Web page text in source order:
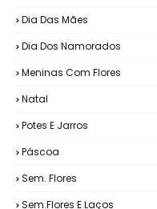
Dia Das Mães
Dia Dos Namorados
Meninas Com Flores
Natal
Potes E Jarros
Páscoa
Sem. Flores
Sem.Flores E Laços